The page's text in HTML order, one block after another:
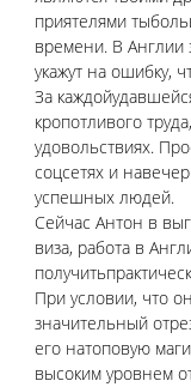
приятелями
времени. В Англии
укажут на ошибку,
За
кропотливого
удовольствиях.
соцсетях и
успешных людей.
Сейчас Антон в
виза, работа в
При условии, что
значительный
его натоповую
высоким уровнем